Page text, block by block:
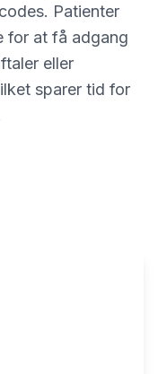
Patienter
for at få adgang
eller
sparer tid for